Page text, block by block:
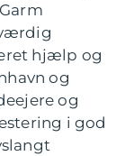
hjælp og
og
og
i god